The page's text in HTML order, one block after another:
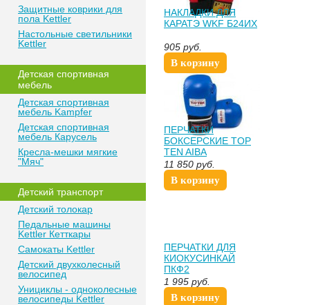
Защитные коврики для
пола Kettler
Настольные светильники
Kettler
Детская спортивная
мебель
Детская спортивная
мебель Kampfer
Детская спортивная
мебель Карусель
Кресла-мешки мягкие
"Мяч"
Детский транспорт
Детский толокар
Педальные машины
Kettler Кетткары
Самокаты Kettler
Детский двухколесный
велосипед
Унициклы - одноколесные
велосипеды Kettler
НАКЛАДКИ ДЛЯ
КАРАТЭ WKF Б24ИХ
905 руб.
В корзину
ПЕРЧАТКИ
БОКСЕРСКИЕ TOP
TEN AIBA
11 850 руб.
В корзину
ПЕРЧАТКИ ДЛЯ
КИОКУСИНКАЙ
ПКФ2
1 995 руб.
В корзину